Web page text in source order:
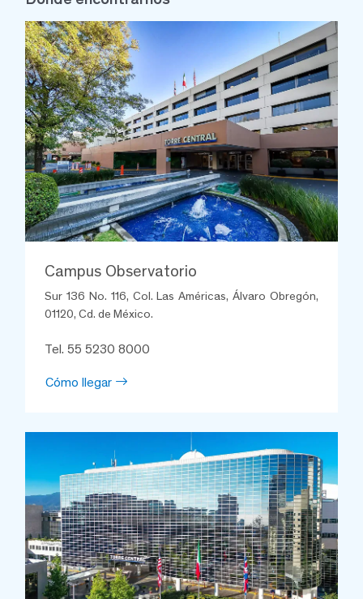
Campus Observatorio
Sur 136 No. 116, Col. Las Américas, Álvaro Obregón,
01120, Cd. de México.
Tel. 55 5230 8000
Cómo llegar